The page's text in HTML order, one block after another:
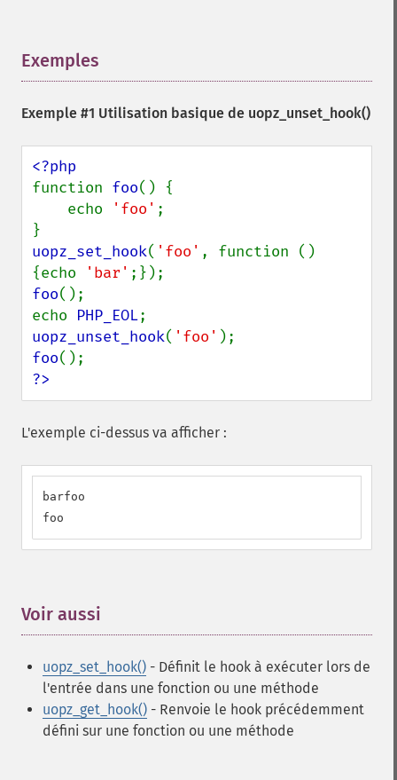
Exemples
Exemple #1 Utilisation basique de uopz_unset_hook()
function foo() {
    echo
'foo' ;
uopz_set_hook( 'foo' , function ()
{echo
'bar'
foo();
echo PHP_EOL
uopz_unset_hook( 'foo'
foo
?>
L'exemple ci-dessus va afficher :
barfoo
foo
Voir aussi
uopz_set_hook() - Définit le hook à exécuter lors de
l'entrée dans une fonction ou une méthode
uopz_get_hook() - Renvoie le hook précédemment
défini sur une fonction ou une méthode